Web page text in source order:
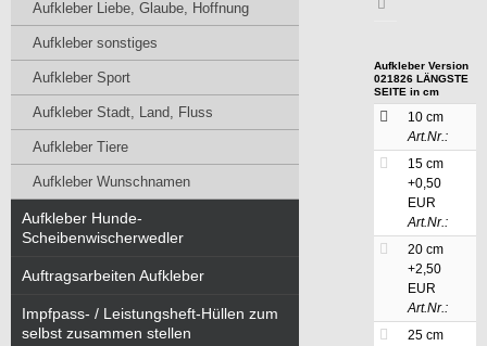
Aufkleber Version
021826 LÄNGSTE
SEITE in cm
10 cm
Art.Nr.:
15 cm
+0,50
EUR
Art.Nr.:
20 cm
+2,50
EUR
Art.Nr.:
25 cm
Aufkleber Liebe, Glaube, Hoffnung
Aufkleber sonstiges
Aufkleber Sport
Aufkleber Stadt, Land, Fluss
Aufkleber Tiere
Aufkleber Wunschnamen
Aufkleber Hunde-
Scheibenwischerwedler
Auftragsarbeiten Aufkleber
Impfpass- / Leistungsheft-Hüllen zum
selbst zusammen stellen